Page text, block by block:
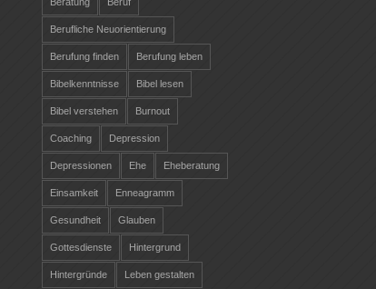
Berufliche Neuorientierung
Berufung finden Berufung leben
Bibelkenntnisse Bibel lesen
Bibel verstehen Burnout
Coaching Depression
Depressionen Ehe Eheberatung
Einsamkeit Enneagramm
Gesundheit Glauben
Gottesdienste Hintergrund
Hintergründe Leben gestalten